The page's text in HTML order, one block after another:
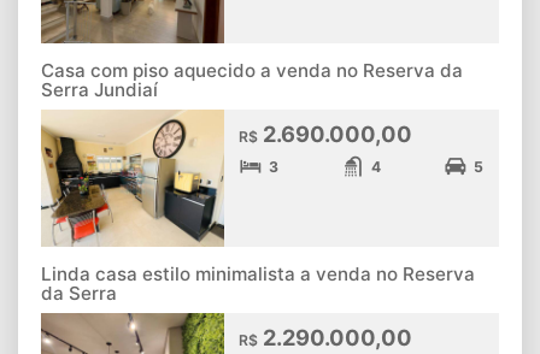
Casa com piso aquecido a venda no Reserva da
Serra Jundiaí
R$ 2.690.000,00
3 4 5
Linda casa estilo minimalista a venda no Reserva
da Serra
R$ 2.290.000,00